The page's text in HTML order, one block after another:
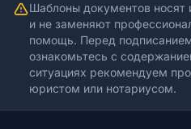
Шаблоны документов
и не заменяют
помощь. Перед
ознакомьтесь с
ситуациях рекомендуем
юристом или нотариусом.